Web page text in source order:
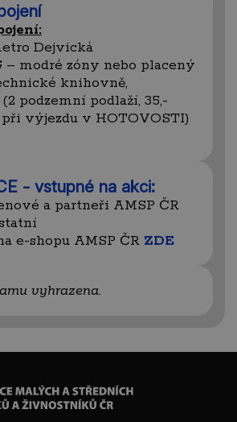
Dejvická
– modré zóny nebo placený
knihovně,
podzemní podlaží, 35,-
výjezdu v HOTOVOSTI)
- vstupné na akci:
a partneři AMSP ČR
e-shopu AMSP ČR ZDE
vyhrazena.